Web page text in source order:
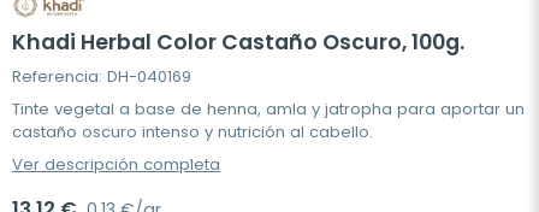
Khadi Herbal Color Castaño Oscuro, 100g.
Referencia: DH-040169
Tinte vegetal a base de henna, amla y jatropha para aportar un
castaño oscuro intenso y nutrición al cabello.
Ver descripción completa